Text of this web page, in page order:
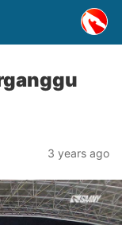
3 years ago